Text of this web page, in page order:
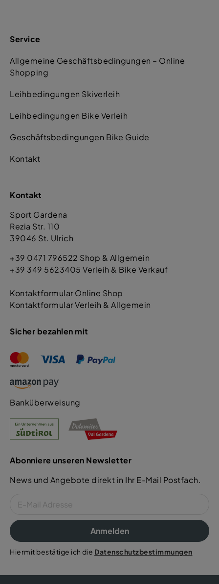
Service
Allgemeine Geschäftsbedingungen – Online
Shopping
Leihbedingungen Skiverleih
Leihbedingungen Bike Verleih
Geschäftsbedingungen Bike Guide
Kontakt
Kontakt
Sport Gardena
Rezia Str. 110
39046 St. Ulrich
+39 0471 796522 Shop & Allgemein
+39 349 5623405 Verleih & Bike Verkauf
Kontaktformular Online Shop
Kontaktformular Verleih & Allgemein
Sicher bezahlen mit
Banküberweisung
Abonniere unseren Newsletter
News und Angebote direkt in Ihr E-Mail Postfach.
Anmelden
Hiermit bestätige ich die Datenschutzbestimmungen